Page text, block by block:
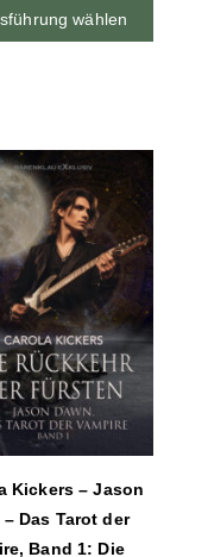
wählen
Kickers – Jason
– Das Tarot der
Band 1: Die